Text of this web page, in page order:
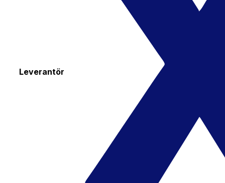
Leverantör